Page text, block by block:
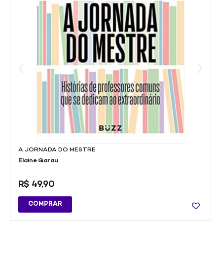
A JORNADA DO MESTRE
Elaine Garau
R$ 49,90
COMPRAR